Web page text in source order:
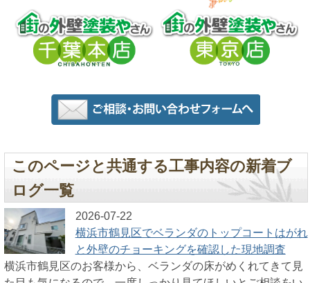
このページと共通する工事内容の新着ブ
ログ一覧
2026-07-22
横浜市鶴見区でベランダのトップコートはがれ
と外壁のチョーキングを確認した現地調査
横浜市鶴見区のお客様から、ベランダの床がめくれてきて見